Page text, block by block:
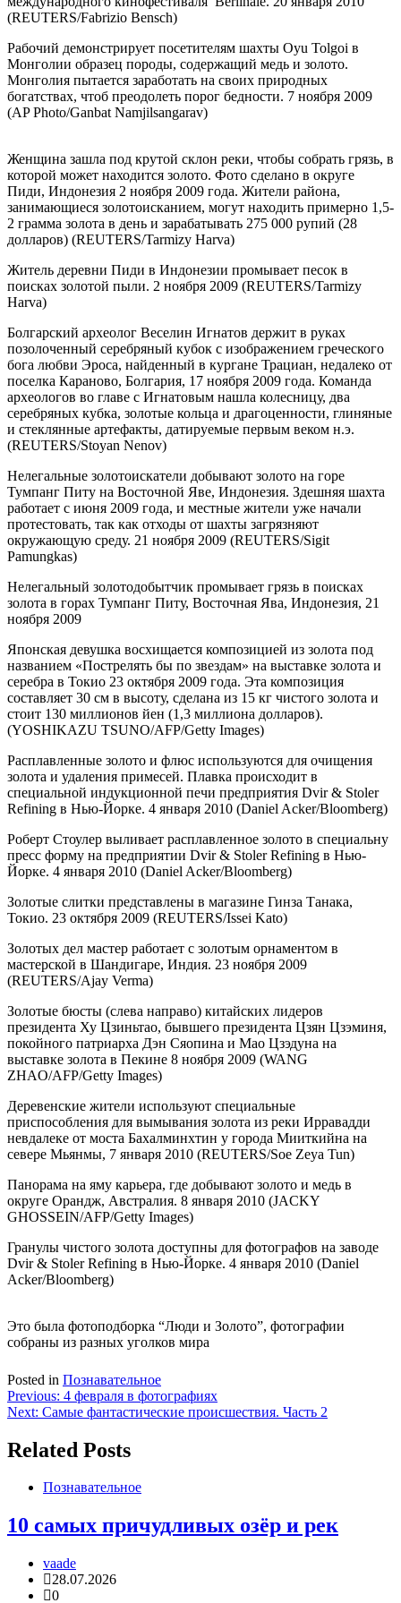
(REUTERS/Fabrizio Bensch)
Рабочий демонстрирует посетителям шахты Oyu Tolgoi в
Монголии образец породы, содержащий медь и золото.
Монголия пытается заработать на своих природных
богатствах, чтоб преодолеть порог бедности. 7 ноября 2009
(AP Photo/Ganbat Namjilsangarav)
Женщина зашла под крутой склон реки, чтобы собрать грязь, в
которой может находится золото. Фото сделано в округе
Пиди, Индонезия 2 ноября 2009 года. Жители района,
занимающиеся золотоисканием, могут находить примерно 1,5-
2 грамма золота в день и зарабатывать 275 000 рупий (28
долларов) (REUTERS/Tarmizy Harva)
Житель деревни Пиди в Индонезии промывает песок в
поисках золотой пыли. 2 ноября 2009 (REUTERS/Tarmizy
Harva)
Болгарский археолог Веселин Игнатов держит в руках
позолоченный серебряный кубок с изображением греческого
бога любви Эроса, найденный в кургане Трациан, недалеко от
поселка Караново, Болгария, 17 ноября 2009 года. Команда
археологов во главе с Игнатовым нашла колесницу, два
серебряных кубка, золотые кольца и драгоценности, глиняные
и стеклянные артефакты, датируемые первым веком н.э.
(REUTERS/Stoyan Nenov)
Нелегальные золотоискатели добывают золото на горе
Тумпанг Питу на Восточной Яве, Индонезия. Здешняя шахта
работает с июня 2009 года, и местные жители уже начали
протестовать, так как отходы от шахты загрязняют
окружающую среду. 21 ноября 2009 (REUTERS/Sigit
Pamungkas)
Нелегальный золотодобытчик промывает грязь в поисках
золота в горах Тумпанг Питу, Восточная Ява, Индонезия, 21
ноября 2009
Японская девушка восхищается композицией из золота под
названием «Пострелять бы по звездам» на выставке золота и
серебра в Токио 23 октября 2009 года. Эта композиция
составляет 30 см в высоту, сделана из 15 кг чистого золота и
стоит 130 миллионов йен (1,3 миллиона долларов).
(YOSHIKAZU TSUNO/AFP/Getty Images)
Расплавленные золото и флюс используются для очищения
золота и удаления примесей. Плавка происходит в
специальной индукционной печи предприятия Dvir & Stoler
Refining в Нью-Йорке. 4 января 2010 (Daniel Acker/Bloomberg)
Роберт Стоулер выливает расплавленное золото в специальну
пресс форму на предприятии Dvir & Stoler Refining в Нью-
Йорке. 4 января 2010 (Daniel Acker/Bloomberg)
Золотые слитки представлены в магазине Гинза Танака,
Токио. 23 октября 2009 (REUTERS/Issei Kato)
Золотых дел мастер работает с золотым орнаментом в
мастерской в Шандигаре, Индия. 23 ноября 2009
(REUTERS/Ajay Verma)
Золотые бюсты (слева направо) китайских лидеров
президента Ху Цзиньтао, бывшего президента Цзян Цзэминя,
покойного патриарха Дэн Сяопина и Мао Цзэдуна на
выставке золота в Пекине 8 ноября 2009 (WANG
ZHAO/AFP/Getty Images)
Деревенские жители используют специальные
приспособления для вымывания золота из реки Ирравадди
невдалеке от моста Бахалминхтин у города Мииткийна на
севере Мьянмы, 7 января 2010 (REUTERS/Soe Zeya Tun)
Панорама на яму карьера, где добывают золото и медь в
округе Орандж, Австралия. 8 января 2010 (JACKY
GHOSSEIN/AFP/Getty Images)
Гранулы чистого золота доступны для фотографов на заводе
Dvir & Stoler Refining в Нью-Йорке. 4 января 2010 (Daniel
Acker/Bloomberg)
Это была фотоподборка “Люди и Золото”, фотографии
собраны из разных уголков мира
Posted in Познавательное
Навигация
по
записям
Previous: 4 февраля в фотографиях
Next: Самые фантастические происшествия. Часть 2
Related Posts
Познавательное
10 самых причудливых озёр и рек
vaade
28.07.2026
0